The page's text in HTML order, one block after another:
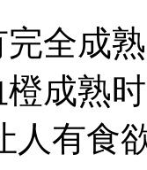
全成
成熟
人有食